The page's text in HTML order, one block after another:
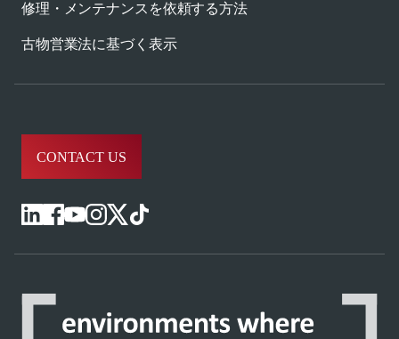
修理・メンテナンスを依頼する方法
古物営業法に基づく表示
CONTACT US